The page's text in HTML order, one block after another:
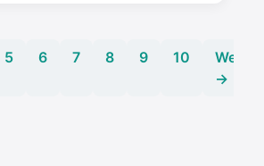
5 6 7 8 9 10
Weiter
→